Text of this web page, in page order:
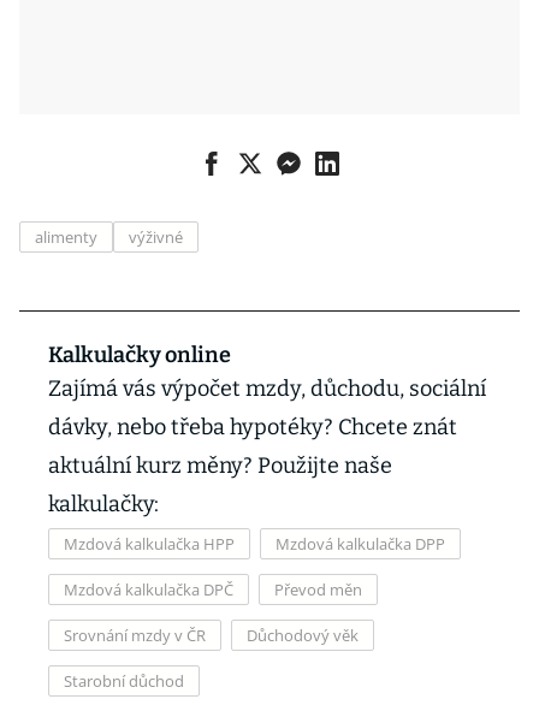
alimenty výživné
Kalkulačky online
Zajímá vás výpočet mzdy, důchodu, sociální
dávky, nebo třeba hypotéky? Chcete znát
aktuální kurz měny? Použijte naše
kalkulačky:
Mzdová kalkulačka HPP Mzdová kalkulačka DPP
Mzdová kalkulačka DPČ Převod měn
Srovnání mzdy v ČR Důchodový věk
Starobní důchod